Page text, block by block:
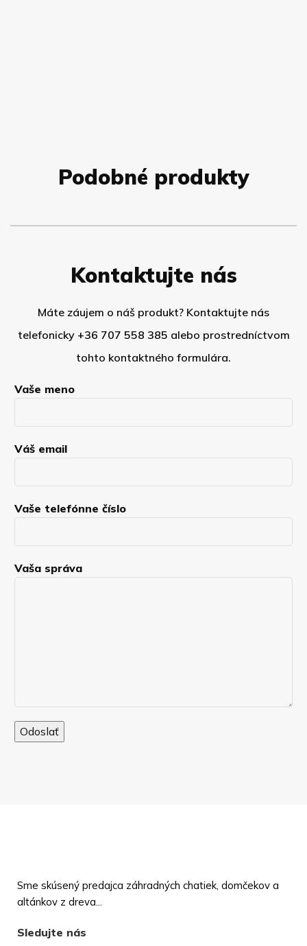
Podobné produkty
Kontaktujte nás
Máte záujem o náš produkt? Kontaktujte nás
telefonicky +36 707 558 385 alebo prostredníctvom
tohto kontaktného formulára.
Vaše meno
Váš email
Vaše telefónne číslo
Vaša správa
Sme skúsený predajca záhradných chatiek, domčekov a
altánkov z dreva...
Sledujte nás